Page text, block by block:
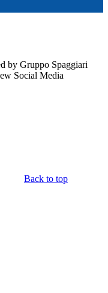
by Gruppo Spaggiari
Social Media
Back to top